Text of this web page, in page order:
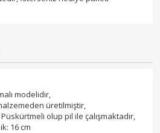
modelidir,
üretilmiştir,
Püskürtmeli olup pil ile çalışmaktadır,
16 cm